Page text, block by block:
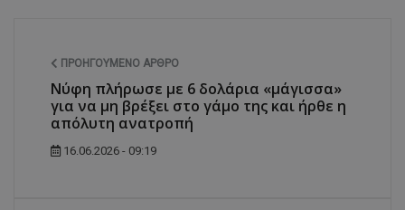
ΠΡΟΗΓΟΎΜΕΝΟ ΆΡΘΡΟ
Νύφη πλήρωσε με 6 δολάρια «μάγισσα»
για να μη βρέξει στο γάμο της και ήρθε η
απόλυτη ανατροπή
16.06.2026 - 09:19